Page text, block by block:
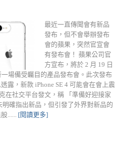
最近一直傳聞會有新品
發布，但不會舉辦發布
會的蘋果，突然官宣會
有發布會！ 蘋果公司官
方宣布，將於 2 月 19 日
一場備受矚目的產品發布會。此次發布
露，新款 iPhone SE 4 可能會在會上震
在社交平台發文，稱 「準備好迎接家
明確指出新品，但引發了外界對新品的
...... [閱讀更多]